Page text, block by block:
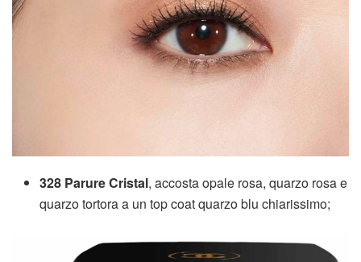
328 Parure Cristal, accosta opale rosa, quarzo rosa e
quarzo tortora a un top coat quarzo blu chiarissimo;